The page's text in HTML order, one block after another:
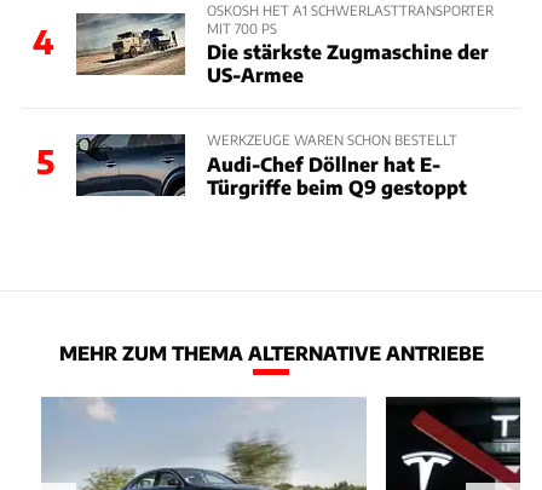
4
OSKOSH HET A1 SCHWERLASTTRANSPORTER
MIT 700 PS
Die stärkste Zugmaschine der
US-Armee
5
WERKZEUGE WAREN SCHON BESTELLT
Audi-Chef Döllner hat E-
Türgriffe beim Q9 gestoppt
MEHR ZUM THEMA ALTERNATIVE ANTRIEBE